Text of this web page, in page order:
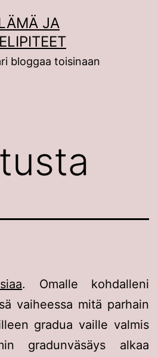
JA
bloggaa toisinaan
. Omalle kohdalleni
vaiheessa mitä parhain
gradua vaille valmis
gradunväsäys alkaa